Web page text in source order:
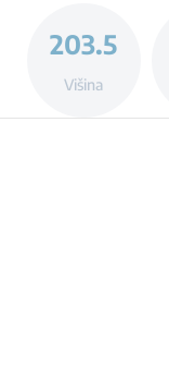
203.5
Višina